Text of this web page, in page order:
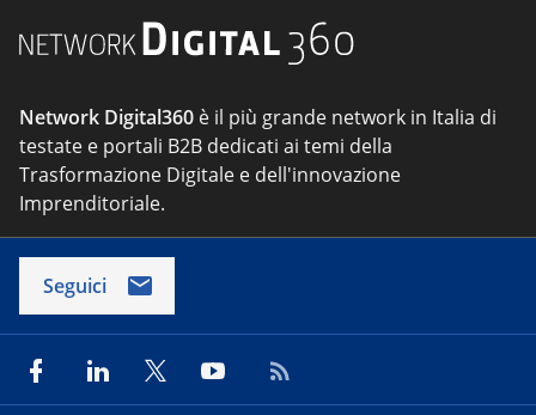
Network Digital360 è il più grande network in Italia di
testate e portali B2B dedicati ai temi della
Trasformazione Digitale e dell'innovazione
Imprenditoriale.
Seguici